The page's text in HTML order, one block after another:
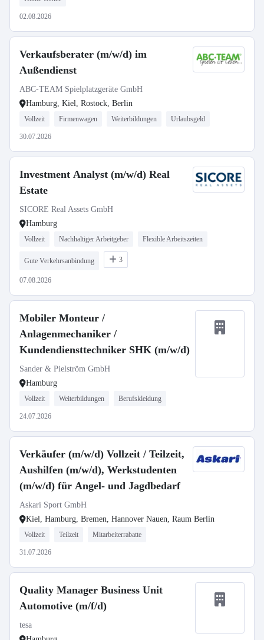
02.08.2026
Verkaufsberater (m/w/d) im
Außendienst
ABC-TEAM Spielplatzgeräte GmbH
Hamburg, Kiel, Rostock, Berlin
Vollzeit Firmenwagen Weiterbildungen Urlaubsgeld
30.07.2026
Investment Analyst (m/w/d) Real
Estate
SICORE Real Assets GmbH
Hamburg
Vollzeit Nachhaltiger Arbeitgeber Flexible Arbeitszeiten
Gute Verkehrsanbindung 3
07.08.2026
Mobiler Monteur /
Anlagenmechaniker /
Kundendiensttechniker SHK (m/w/d)
Sander & Pielström GmbH
Hamburg
Vollzeit Weiterbildungen Berufskleidung
24.07.2026
Verkäufer (m/w/d) Vollzeit / Teilzeit,
Aushilfen (m/w/d), Werkstudenten
(m/w/d) für Angel- und Jagdbedarf
Askari Sport GmbH
Kiel, Hamburg, Bremen, Hannover Nauen, Raum Berlin
Vollzeit Teilzeit Mitarbeiterrabatte
31.07.2026
Quality Manager Business Unit
Automotive (m/f/d)
tesa